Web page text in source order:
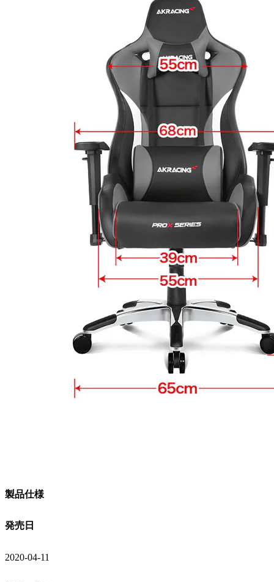
製品仕様
発売日
2020-04-11